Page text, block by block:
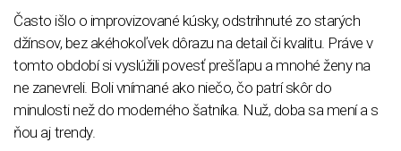
Často išlo o improvizované kúsky, odstrihnuté zo starých
džínsov, bez akéhokoľvek dôrazu na detail či kvalitu. Práve v
tomto období si vyslúžili povesť prešľapu a mnohé ženy na
ne zanevreli. Boli vnímané ako niečo, čo patrí skôr do
minulosti než do moderného šatníka. Nuž, doba sa mení a s
ňou aj trendy.